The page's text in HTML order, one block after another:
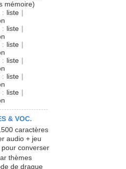
mémoire)
: liste |
: liste |
: liste |
: liste |
: liste |
: liste |
& VOC.
caractères
audio + jeu
pour converser
thèmes
de drague